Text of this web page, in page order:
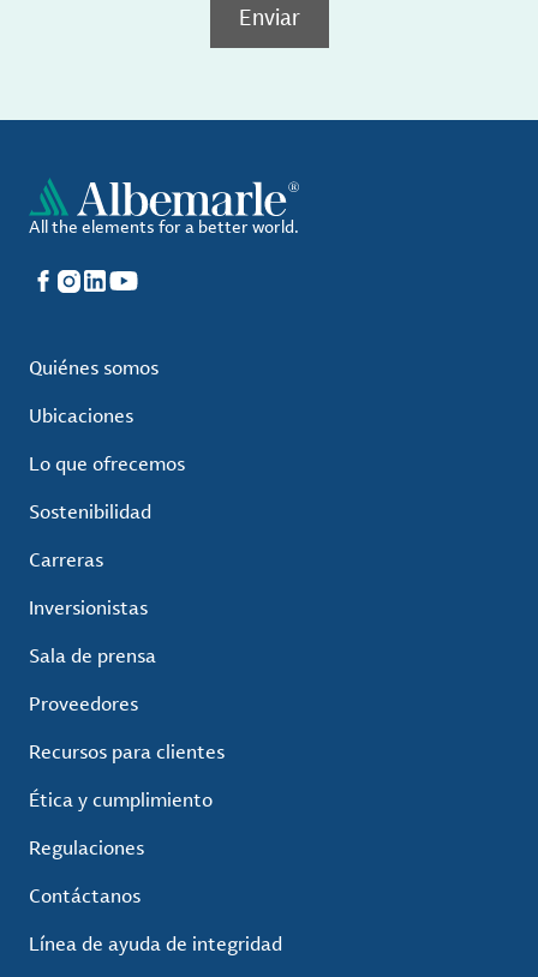
Enviar
All the elements for a better world.
Facebook
Instagram
LinkedIn
YouTube
Quiénes somos
Ubicaciones
Lo que ofrecemos
Sostenibilidad
Carreras
Inversionistas
Sala de prensa
Proveedores
Recursos para clientes
Ética y cumplimiento
Regulaciones
Contáctanos
Línea de ayuda de integridad